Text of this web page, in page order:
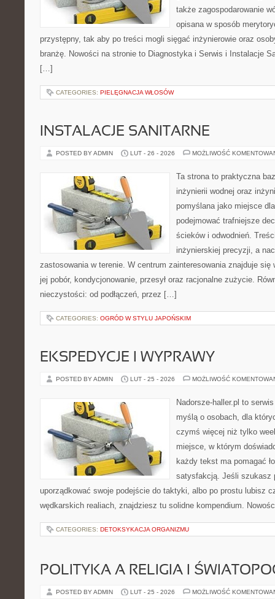
także zagospodarowanie
opisana w sposób
przystępny, tak aby po treści mogli sięgać inżynierowie oraz
branżę. Nowości na stronie to Diagnostyka i Serwis i Instalacje
[…]
CATEGORIES: PIELĘGNACJA WŁOSÓW
INSTALACJE SANITARNE
POSTED BY ADMIN LUT - 26 - 2026 MOŻLIWOŚĆ
Ta strona to praktyczna
inżynierii wodnej oraz
pomyślana jako miejsce
podejmować trafniejsze
ścieków i odwodnień.
inżynierskiej precyzji, a
zastosowania w terenie. W centrum zainteresowania znajduje się
jej pobór, kondycjonowanie, przesył oraz racjonalne zużycie.
nieczystości: od podłączeń, przez […]
CATEGORIES: OGRÓD W STYLU JAPOŃSKIM
EKSPEDYCJE I WYPRAWY
POSTED BY ADMIN LUT - 25 - 2026 MOŻLIWOŚĆ
Nadorsze-haller.pl to
myślą o osobach, dla
czymś więcej niż tylko
miejsce, w którym
każdy tekst ma pomagać
satysfakcją. Jeśli szukasz
uporządkować swoje podejście do taktyki, albo po prostu lubisz
wędkarskich realiach, znajdziesz tu solidne kompendium.
CATEGORIES: DETOKSYKACJA ORGANIZMU
POLITYKA A RELIGIA I
POSTED BY ADMIN LUT - 25 - 2026 MOŻLIWOŚĆ